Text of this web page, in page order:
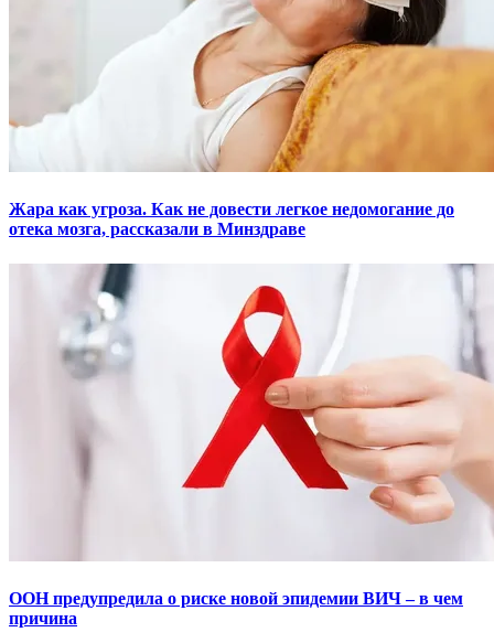
Жара как угроза. Как не довести легкое недомогание до
отека мозга, рассказали в Минздраве
ООН предупредила о риске новой эпидемии ВИЧ – в чем
причина